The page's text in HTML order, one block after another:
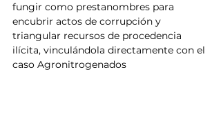
fungir como prestanombres para
encubrir actos de corrupción y
triangular recursos de procedencia
ilícita, vinculándola directamente con el
caso Agronitrogenados